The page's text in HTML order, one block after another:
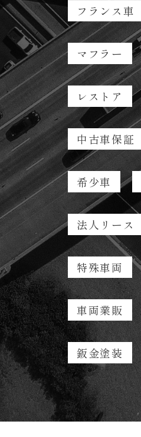
フランス車
マフラー
レストア
中古車保証
希少車
法人リース
特殊車両
車両業販
鈑金塗装